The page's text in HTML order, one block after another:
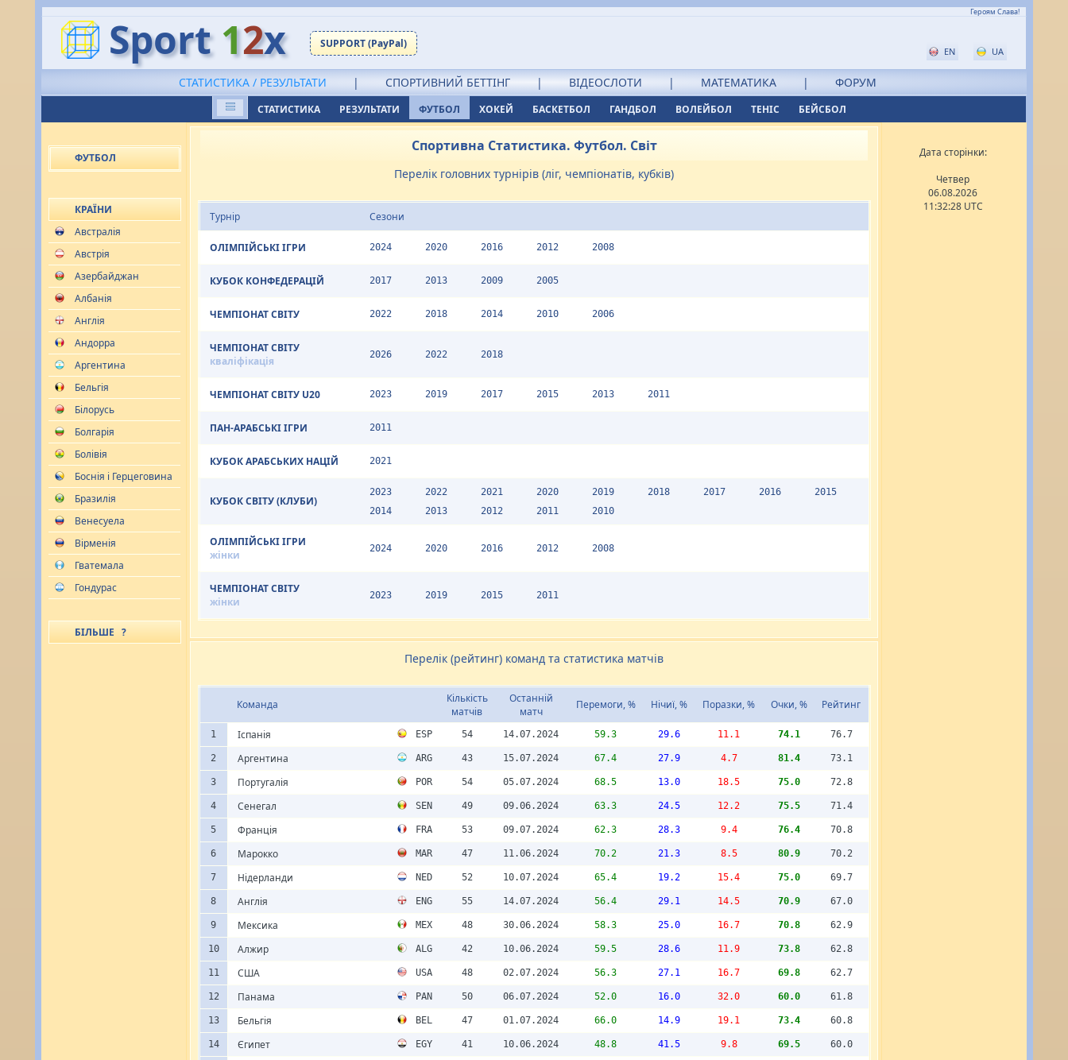
Героям Слава!
Sport 12x SUPPORT (PayPal)
EN UA
СТАТИСТИКА / РЕЗУЛЬТАТИ | СПОРТИВНИЙ БЕТТІНГ | ВІДЕОСЛОТИ | МАТЕМАТИКА | ФОРУМ
СТАТИСТИКА РЕЗУЛЬТАТИ ФУТБОЛ ХОКЕЙ БАСКЕТБОЛ ГАНДБОЛ ВОЛЕЙБОЛ ТЕНІС БЕЙСБОЛ
ФУТБОЛ
КРАЇНИ
Австралія
Австрія
Азербайджан
Албанія
Англія
Андорра
Аргентина
Бельгія
Білорусь
Болгарія
Болівія
Боснія і Герцеговина
Бразилія
Венесуела
Вірменія
Гватемала
Гондурас
БІЛЬШЕ ?
Спортивна Статистика. Футбол. Світ
Перелік головних турнірів (ліг, чемпіонатів, кубків)
Турнір Сезони
ОЛІМПІЙСЬКІ ІГРИ 2024 2020 2016 2012 2008
КУБОК КОНФЕДЕРАЦІЙ 2017 2013 2009 2005
ЧЕМПІОНАТ СВІТУ 2022 2018 2014 2010 2006
ЧЕМПІОНАТ СВІТУ
кваліфікація
2026 2022 2018
ЧЕМПІОНАТ СВІТУ U20 2023 2019 2017 2015 2013 2011
ПАН-АРАБСЬКІ ІГРИ 2011
КУБОК АРАБСЬКИХ НАЦІЙ 2021
КУБОК СВІТУ (КЛУБИ)
2023 2022 2021 2020 2019 2018 2017 2016
2015
2014
2013 2012 2011 2010
ОЛІМПІЙСЬКІ ІГРИ
жінки
2024 2020 2016 2012 2008
ЧЕМПІОНАТ СВІТУ
жінки
2023 2019 2015 2011
Перелік (рейтинг) команд та статистика матчів
Команда
Кількість
матчів
Останній
матч
Перемоги, % Нічиї, % Поразки, % Очки, % Рейтинг
1 Іспанія ESP 54 14.07.2024 59.3 29.6 11.1 74.1 76.7
2 Аргентина ARG 43 15.07.2024 67.4 27.9 4.7 81.4 73.1
3 Португалія POR 54 05.07.2024 68.5 13.0 18.5 75.0 72.8
4 Сенегал SEN 49 09.06.2024 63.3 24.5 12.2 75.5 71.4
5 Франція FRA 53 09.07.2024 62.3 28.3 9.4 76.4 70.8
6 Марокко MAR 47 11.06.2024 70.2 21.3 8.5 80.9 70.2
7 Нідерланди NED 52 10.07.2024 65.4 19.2 15.4 75.0 69.7
8 Англія ENG 55 14.07.2024 56.4 29.1 14.5 70.9 67.0
9 Мексика MEX 48 30.06.2024 58.3 25.0 16.7 70.8 62.9
10 Алжир ALG 42 10.06.2024 59.5 28.6 11.9 73.8 62.8
11 США USA 48 02.07.2024 56.3 27.1 16.7 69.8 62.7
12 Панама PAN 50 06.07.2024 52.0 16.0 32.0 60.0 61.8
13 Бельгія BEL 47 01.07.2024 66.0 14.9 19.1 73.4 60.8
14 Єгипет EGY 41 10.06.2024 48.8 41.5 9.8 69.5 60.0
Дата сторінки:
Четвер
06.08.2026
11:32:28 UTC